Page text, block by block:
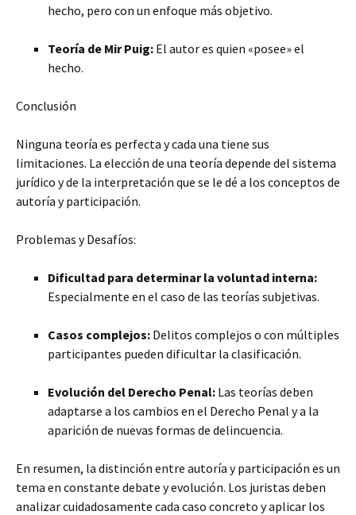
hecho, pero con un enfoque más objetivo.
Teoría de Mir Puig: El autor es quien «posee» el
hecho.
Conclusión
Ninguna teoría es perfecta y cada una tiene sus
limitaciones. La elección de una teoría depende del sistema
jurídico y de la interpretación que se le dé a los conceptos de
autoría y participación.
Problemas y Desafíos:
Dificultad para determinar la voluntad interna:
Especialmente en el caso de las teorías subjetivas.
Casos complejos: Delitos complejos o con múltiples
participantes pueden dificultar la clasificación.
Evolución del Derecho Penal: Las teorías deben
adaptarse a los cambios en el Derecho Penal y a la
aparición de nuevas formas de delincuencia.
En resumen, la distinción entre autoría y participación es un
tema en constante debate y evolución. Los juristas deben
analizar cuidadosamente cada caso concreto y aplicar los